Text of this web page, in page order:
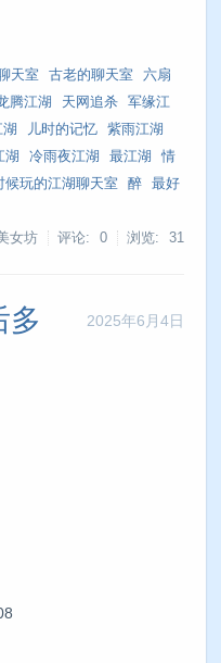
天室 古老的聊天室
六扇
腾江湖 天网追杀
军缘江
儿时的记忆
紫雨江湖
湖 冷雨夜江湖 最江湖
情
候玩的江湖聊天室 醉
最好
女坊 评论: 0 浏览: 31
2025年6月4日
多